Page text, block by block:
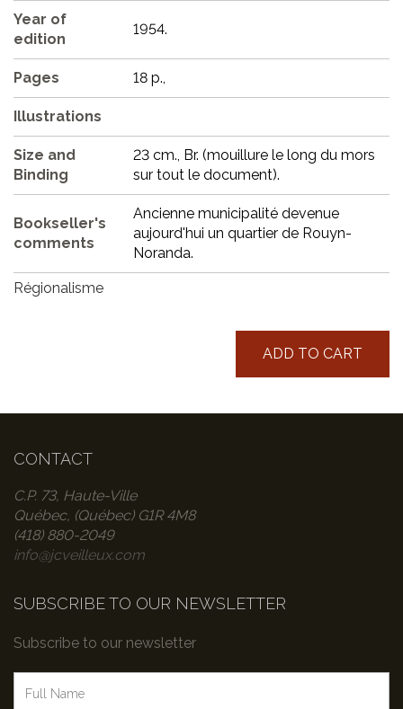
Year of
edition
1954.
Pages 18 p.,
Illustrations
Size and
Binding
23 cm., Br. (mouillure le long du mors
sur tout le document).
Bookseller's
comments
Ancienne municipalité devenue
aujourd'hui un quartier de Rouyn-
Noranda.
Régionalisme
ADD TO CART
CONTACT
C.P. 73, Haute-Ville
Québec, (Québec) G1R 4M8
(418) 880-2049
info@jcveilleux.com
SUBSCRIBE TO OUR NEWSLETTER
Subscribe to our newsletter